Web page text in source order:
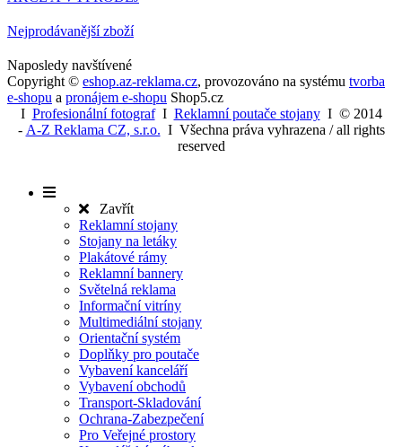
BLACK LINE
Fibaro
Smart Home
AKCE A VÝPRODEJ
Naposledy navštívené
Copyright ©eshop.az-reklama.cz
apronájem e-shopuShop5.cz
Profesionální fotografIReklamní poutače stojany
A-Z Reklama CZ, s.r.o.I Všechna práva vyhrazena / all rights
reserved
Zavřít
Reklamní stojany
Stojany na letáky
Plakátové rámy
Reklamní bannery
Světelná reklama
Informační vitríny